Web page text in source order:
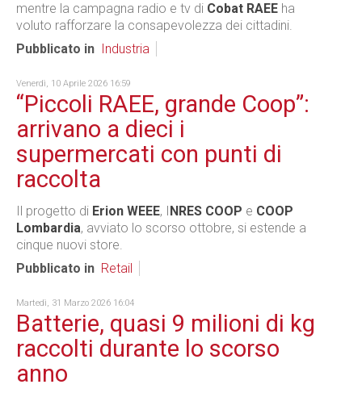
mentre la campagna radio e tv di Cobat RAEE ha
voluto rafforzare la consapevolezza dei cittadini.
Pubblicato in
Industria
Venerdì, 10 Aprile 2026 16:59
“Piccoli RAEE, grande Coop”:
arrivano a dieci i
supermercati con punti di
raccolta
Il progetto di Erion WEEE, I NRES COOP e COOP
Lombardia, avviato lo scorso ottobre, si estende a
cinque nuovi store.
Pubblicato in Retail
Martedì, 31 Marzo 2026 16:04
Batterie, quasi 9 milioni di kg
raccolti durante lo scorso
anno